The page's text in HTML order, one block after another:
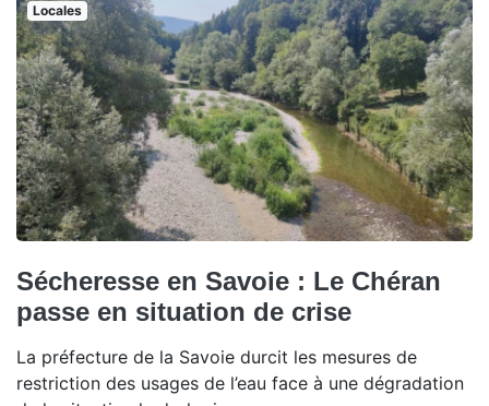
Locales
Sécheresse en Savoie : Le Chéran
passe en situation de crise
La préfecture de la Savoie durcit les mesures de
restriction des usages de l’eau face à une dégradation